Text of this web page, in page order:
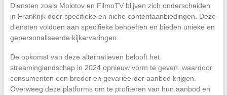
Diensten zoals Molotov en FilmoTV blijven zich onderscheiden
in Frankrijk door specifieke en niche contentaanbiedingen. Deze
diensten voldoen aan specifieke behoeften en bieden unieke en
gepersonaliseerde kijkervaringen.
De opkomst van deze alternatieven belooft het
streaminglandschap in 2024 opnieuw vorm te geven, waardoor
consumenten een breder en gevarieerder aanbod krijgen.
Overweeg deze platforms om te profiteren van hun aanbod en